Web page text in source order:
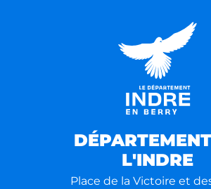
L'INDRE
Place de la Victoire et